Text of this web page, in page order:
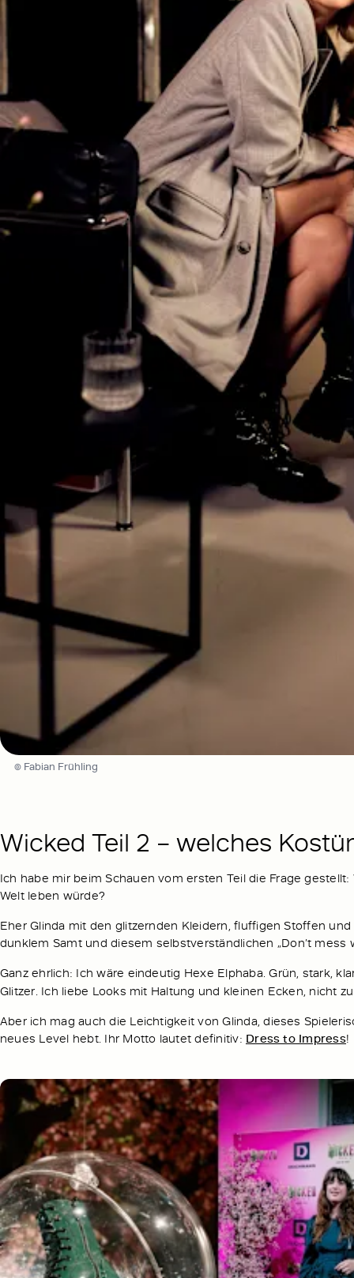
© Fabian Frühling
Wicked Teil 2 – welches
Ich habe mir beim Schauen vom ersten Teil die Frage
Welt leben würde?
Eher Glinda mit den glitzernden Kleidern, fluffigen Stoffen
dunklem Samt und diesem selbstverständlichen „Don’t mess
Ganz ehrlich: Ich wäre eindeutig Hexe Elphaba. Grün, stark,
Glitzer. Ich liebe Looks mit Haltung und kleinen Ecken, nicht
Aber ich mag auch die Leichtigkeit von Glinda, dieses
neues Level hebt. Ihr Motto lautet definitiv: Dress to Impress!